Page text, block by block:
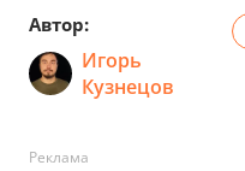
Автор:
Игорь
Кузнецов
Реклама